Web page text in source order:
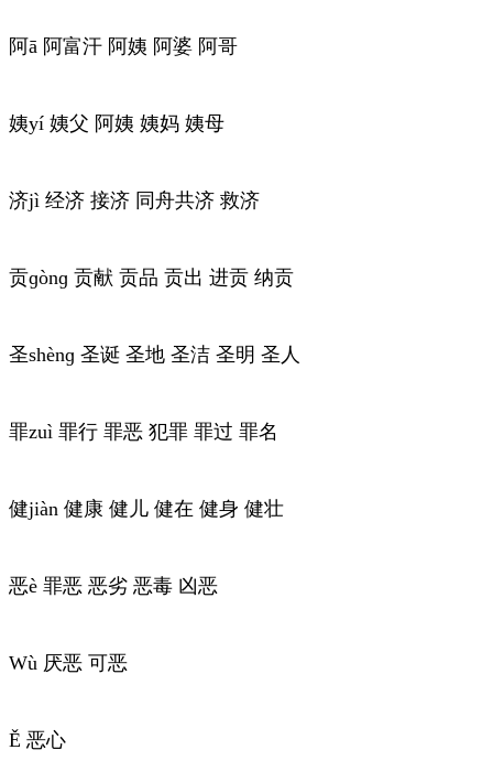
阿ā 阿富汗 阿姨 阿婆 阿哥
姨yí 姨父 阿姨 姨妈 姨母
济jì 经济 接济 同舟共济 救济
贡ɡònɡ 贡献 贡品 贡出 进贡 纳贡
圣shènɡ 圣诞 圣地 圣洁 圣明 圣人
罪zuì 罪行 罪恶 犯罪 罪过 罪名
健jiàn 健康 健儿 健在 健身 健壮
恶è 罪恶 恶劣 恶毒 凶恶
Wù 厌恶 可恶
Ě 恶心